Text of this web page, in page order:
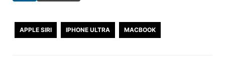
APPLE SIRI IPHONE ULTRA MACBOOK